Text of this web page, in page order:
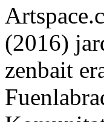
(2016)
zenbait